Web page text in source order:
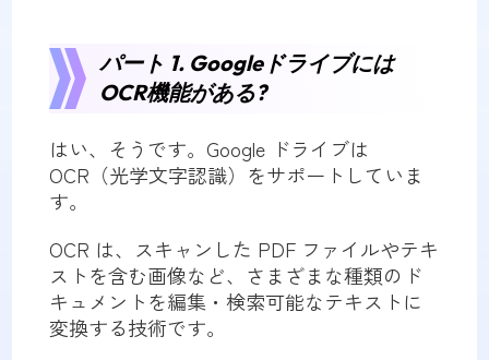
パート 1. Googleドライブには
OCR機能がある?
はい、そうです。Google ドライブは
OCR（光学文字認識）をサポートしていま
す。
OCR は、スキャンした PDF ファイルやテキ
ストを含む画像など、さまざまな種類のド
キュメントを編集・検索可能なテキストに
変換する技術です。